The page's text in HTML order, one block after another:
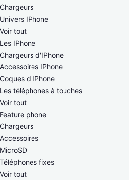
Chargeurs
Univers IPhone
Voir tout
Les IPhone
Chargeurs d'IPhone
Accessoires IPhone
Coques d'IPhone
Les téléphones à touches
Voir tout
Feature phone
Chargeurs
Accessoires
MicroSD
Téléphones fixes
Voir tout